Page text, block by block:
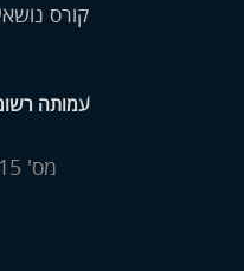
קורס
עמותה
מס' 58-000-7615